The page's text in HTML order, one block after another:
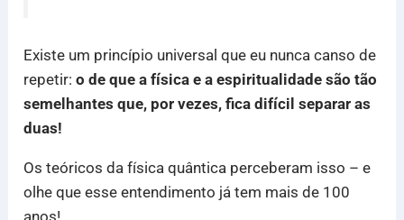
Existe um princípio universal que eu nunca canso de
repetir:o de que a física e a espiritualidade são tão
semelhantes que, por vezes, fica difícil separar as
duas!
Os teóricos da física quântica perceberam isso – e
olhe que esse entendimento já tem mais de 100